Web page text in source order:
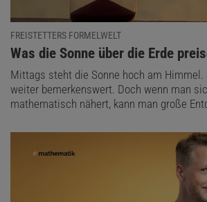
FREISTETTERS FORMELWELT
:
Was die Sonne über die Erde
Mittags steht die Sonne hoch am
weiter bemerkenswert. Doch wenn man
mathematisch nähert, kann man große